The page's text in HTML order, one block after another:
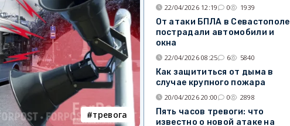
тревога
22/04/2026 12:19 0 1939
От атаки БПЛА в Севастополе
пострадали автомобили и
окна
22/04/2026 08:25 6 5840
Как защититься от дыма в
случае крупного пожара
20/04/2026 20:00 0 2898
Пять часов тревоги: что
известно о новой атаке на